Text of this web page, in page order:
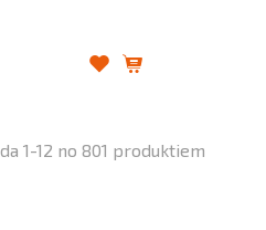
1-12 no 801 produktiem